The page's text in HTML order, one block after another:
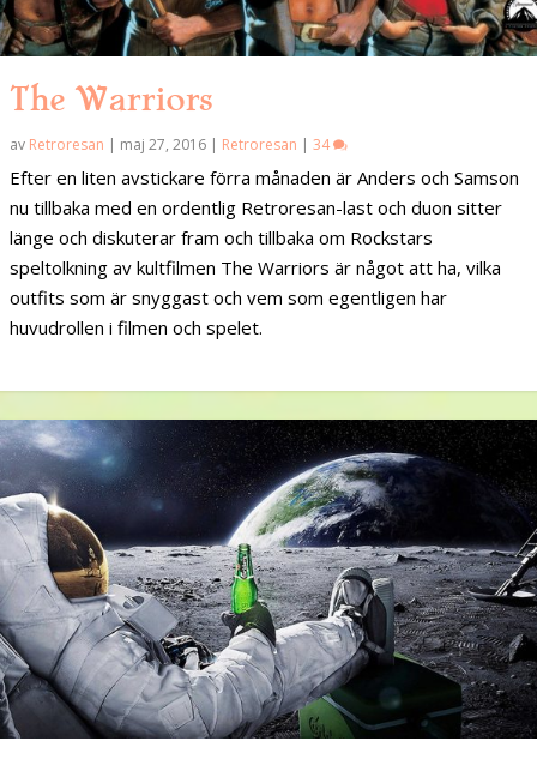
The Warriors
av Retroresan | maj 27, 2016 | Retroresan | 34
Efter en liten avstickare förra månaden är Anders och Samson
nu tillbaka med en ordentlig Retroresan-last och duon sitter
länge och diskuterar fram och tillbaka om Rockstars
speltolkning av kultfilmen The Warriors är något att ha, vilka
outfits som är snyggast och vem som egentligen har
huvudrollen i filmen och spelet.